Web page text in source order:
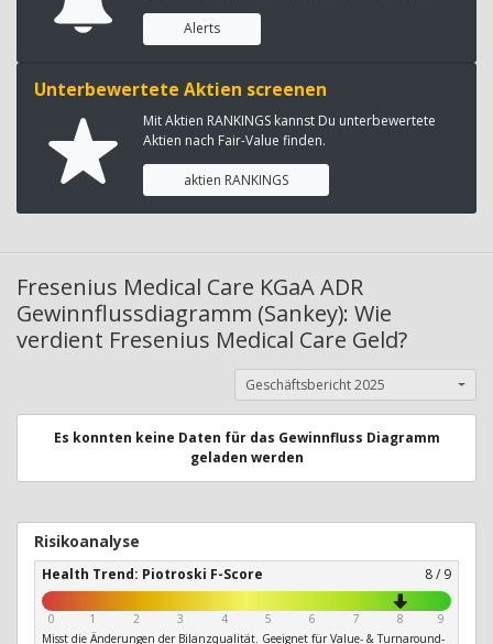
Alerts
Unterbewertete Aktien screenen
Mit Aktien RANKINGS kannst Du unterbewertete
Aktien nach Fair-Value finden.
aktien RANKINGS
Fresenius Medical Care KGaA ADR
Gewinnflussdiagramm (Sankey): Wie
verdient Fresenius Medical Care Geld?
Geschäftsbericht 2025
Es konnten keine Daten für das Gewinnfluss Diagramm
geladen werden
Risikoanalyse
Health Trend: Piotroski F-Score 8 / 9
0 1 2 3 4 5 6 7 8
9
Misst die Änderungen der Bilanzqualität. Geeignet für Value- & Turnaround-